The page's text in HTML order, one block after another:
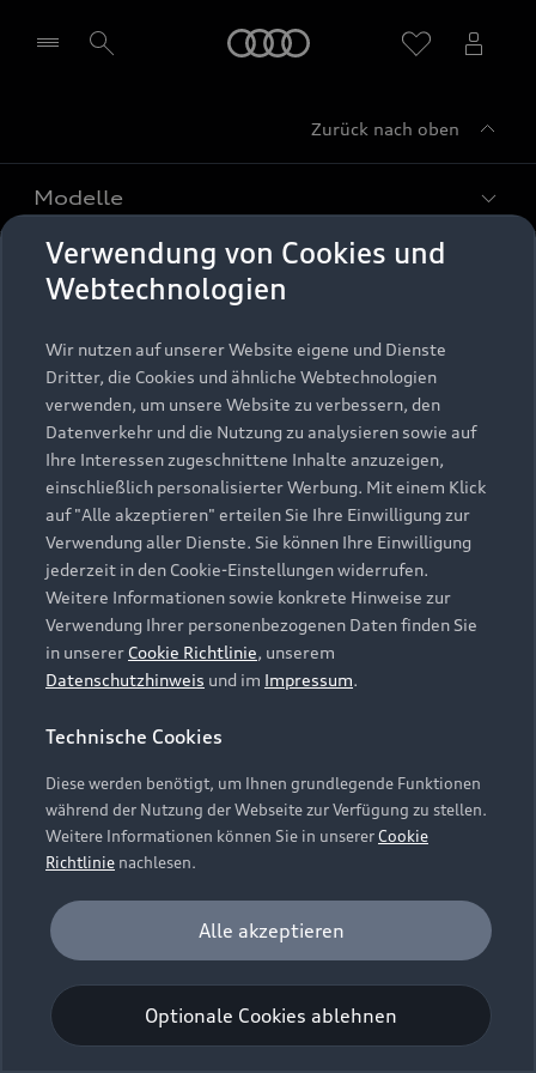
Zurück nach oben
Modelle
Alle Modelle
Elektromodelle
Plug-in-Hybride
Kaufen & leasen
Neuwagensuche
Gebrauchtwagensuche
Gebrauchtwagen
Finanzierung
Aktionen & Angebote
Geschäftskunden
Saisonale Angebote
Audi Services
Garantie
Audi digital services
myAudi
Support
Kundenservice
Händlersuche
Audi Code
Häufige Fragen (FAQ)
Audi Online Beratung
Bordbuch & Bedienungsanleitungen
Verträge kündigen
Vertrag widerrufen
Über Audi
Unternehmen
Karriere
Investor Relations
Presse & Media Center
Datenschutz
Audi erleben
Newsletter
© 2026 AUDI AG. Alle Rechte vorbehalten
Datenschutzinformation
Cookie-Richtlinie
Barrierefreiheit
Digital Services Act
EU Data Act
Embleme am Fahrzeug bei allen Abbildungen auf dieser
Webseite kann abweichen.
Verwendung von Cookies und
Webtechnologien
Wir nutzen auf unserer Website eigene und Dienste
Dritter, die Cookies und ähnliche Webtechnologien
verwenden, um unsere Website zu verbessern, den
Datenverkehr und die Nutzung zu analysieren sowie auf
Ihre Interessen zugeschnittene Inhalte anzuzeigen,
einschließlich personalisierter Werbung. Mit einem Klick
auf "Alle akzeptieren" erteilen Sie Ihre Einwilligung zur
Verwendung aller Dienste. Sie können Ihre Einwilligung
jederzeit in den Cookie-Einstellungen widerrufen.
Weitere Informationen sowie konkrete Hinweise zur
Verwendung Ihrer personenbezogenen Daten finden Sie
in unserer Cookie Richtlinie, unserem
Datenschutzhinweis und im Impressum.
Technische Cookies
Diese werden benötigt, um Ihnen grundlegende Funktionen
während der Nutzung der Webseite zur Verfügung zu stellen.
Weitere Informationen können Sie in unsererCookie
Richtlinie nachlesen.
Analyse und Statistik
Performance Cookies sammeln Informationen
darüber, wie unsere Webseite genutzt wird (z. B.
Anzahl der Besuche, Verweildauer). Diese Cookies
werden zur Optimierung der Webseite verwendet.
Optionale Cookies ablehnen
Alle akzeptieren